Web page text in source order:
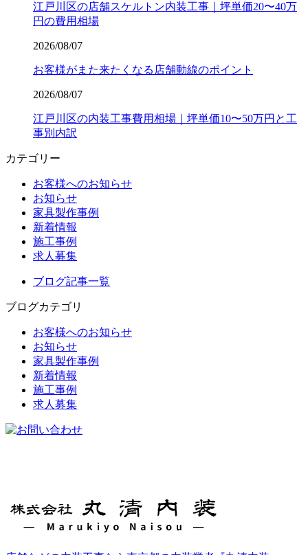
江戸川区の店舗スケルトン内装工事｜坪単価20〜40万
円の費用相場
2026/08/07
お客様がまた来たくなる店舗動線のポイント
2026/08/07
江戸川区の内装工事費用相場｜坪単価10〜50万円と工
事別内訳
カテゴリー
お客様へのお知らせ
お知らせ
家具製作事例
新着情報
施工事例
求人募集
ブログ記事一覧
ブログカテゴリ
お客様へのお知らせ
お知らせ
家具製作事例
新着情報
施工事例
求人募集